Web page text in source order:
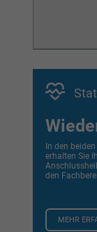
In den
den